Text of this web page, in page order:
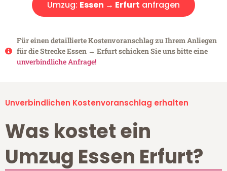
Umzug: Essen → Erfurt anfragen
Für einen detaillierte Kostenvoranschlag zu Ihrem Anliegen
für die Strecke Essen → Erfurt schicken Sie uns bitte eine
unverbindliche Anfrage!
Unverbindlichen Kostenvoranschlag erhalten
Was kostet ein
Umzug Essen Erfurt?